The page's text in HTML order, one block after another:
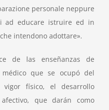
personale neppure
ad educare istruire ed in
intendono adottare».
de las enseñanzas de
que se ocupó del
físico, el desarrollo
que darán como